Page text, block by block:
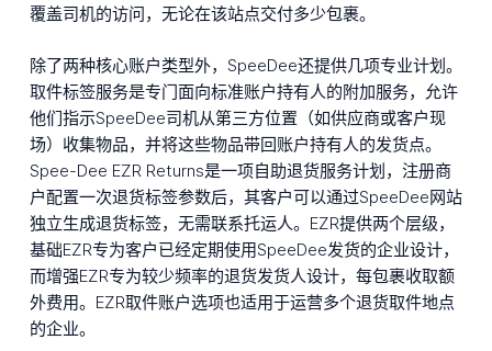
覆盖司机的访问，无论在该站点交付多少包裹。
除了两种核心账户类型外，SpeeDee还提供几项专业计划。
取件标签服务是专门面向标准账户持有人的附加服务，允许
他们指示SpeeDee司机从第三方位置（如供应商或客户现
场）收集物品，并将这些物品带回账户持有人的发货点。
Spee-Dee EZR Returns是一项自助退货服务计划，注册商
户配置一次退货标签参数后，其客户可以通过SpeeDee网站
独立生成退货标签，无需联系托运人。EZR提供两个层级，
基础EZR专为客户已经定期使用SpeeDee发货的企业设计，
而增强EZR专为较少频率的退货发货人设计，每包裹收取额
外费用。EZR取件账户选项也适用于运营多个退货取件地点
的企业。